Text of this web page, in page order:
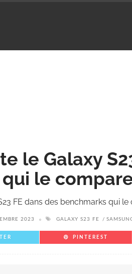
le Galaxy
le
FE dans des benchmarks qui
2023 GALAXY S23 FE
PINTEREST